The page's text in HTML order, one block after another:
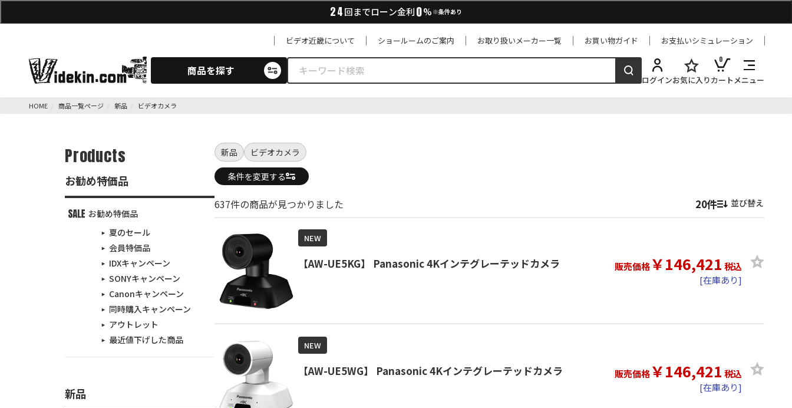
24回までローン金利0% ※条件あり
ビデオ近畿について ショールームのご案内 お取り扱いメーカー一覧 お買い物ガイド お支払いシミュレーション
商品を探す
ログインお気に入り
0
カートメニュー
HOME 商品一覧ページ 新品 ビデオカメラ
新品 ビデオカメラ
条件を変更する
637件の商品が見つかりました 並び替え
NEW
【AW-UE5KG】 Panasonic 4Kインテグレーテッドカメラ 販売価格￥146,421 税込
[在庫あり]
NEW
【AW-UE5WG】 Panasonic 4Kインテグレーテッドカメラ 販売価格￥146,421 税込
[在庫あり]
Products
お勧め特価品
お勧め特価品
夏のセール
会員特価品
IDXキャンペーン
SONYキャンペーン
Canonキャンペーン
同時購入キャンペーン
アウトレット
最近値下げした商品
新品